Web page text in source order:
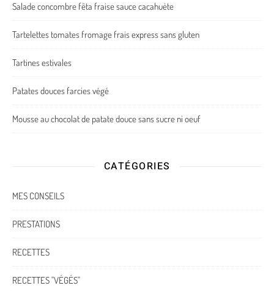
Salade concombre fêta fraise sauce cacahuète
Tartelettes tomates fromage frais express sans gluten
Tartines estivales
Patates douces farcies végé
Mousse au chocolat de patate douce sans sucre ni oeuf
CATÉGORIES
MES CONSEILS
PRESTATIONS
RECETTES
RECETTES "VÉGÉS"